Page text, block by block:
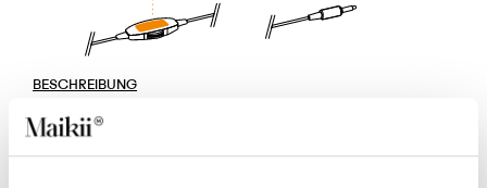
BESCHREIBUNG
Kopfhörer für Computer oder Laptop mit Klinkenkabel
und externem Mikrofon mit einem flexiblen Bügel und
einstellbarer Position. Diese Kopfhörer sind das ideale